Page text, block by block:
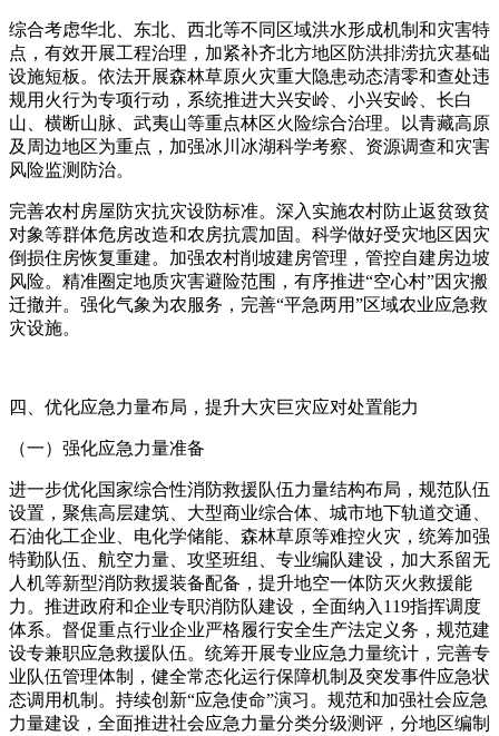
综合考虑华北、东北、西北等不同区域洪水形成机制和灾害特
点，有效开展工程治理，加紧补齐北方地区防洪排涝抗灾基础
设施短板。依法开展森林草原火灾重大隐患动态清零和查处违
规用火行为专项行动，系统推进大兴安岭、小兴安岭、长白
山、横断山脉、武夷山等重点林区火险综合治理。以青藏高原
及周边地区为重点，加强冰川冰湖科学考察、资源调查和灾害
风险监测防治。
完善农村房屋防灾抗灾设防标准。深入实施农村防止返贫致贫
对象等群体危房改造和农房抗震加固。科学做好受灾地区因灾
倒损住房恢复重建。加强农村削坡建房管理，管控自建房边坡
风险。精准圈定地质灾害避险范围，有序推进“空心村”因灾搬
迁撤并。强化气象为农服务，完善“平急两用”区域农业应急救
灾设施。
四、优化应急力量布局，提升大灾巨灾应对处置能力
（一）强化应急力量准备
进一步优化国家综合性消防救援队伍力量结构布局，规范队伍
设置，聚焦高层建筑、大型商业综合体、城市地下轨道交通、
石油化工企业、电化学储能、森林草原等难控火灾，统筹加强
特勤队伍、航空力量、攻坚班组、专业编队建设，加大系留无
人机等新型消防救援装备配备，提升地空一体防灭火救援能
力。推进政府和企业专职消防队建设，全面纳入119指挥调度
体系。督促重点行业企业严格履行安全生产法定义务，规范建
设专兼职应急救援队伍。统筹开展专业应急力量统计，完善专
业队伍管理体制，健全常态化运行保障机制及突发事件应急状
态调用机制。持续创新“应急使命”演习。规范和加强社会应急
力量建设，全面推进社会应急力量分类分级测评，分地区编制